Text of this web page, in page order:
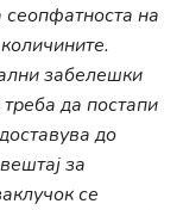
сеопфатноста на
забелешки
да постапи
до
за
се